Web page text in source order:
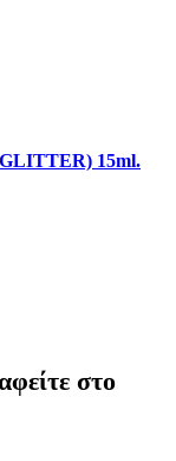
15ml.
στο